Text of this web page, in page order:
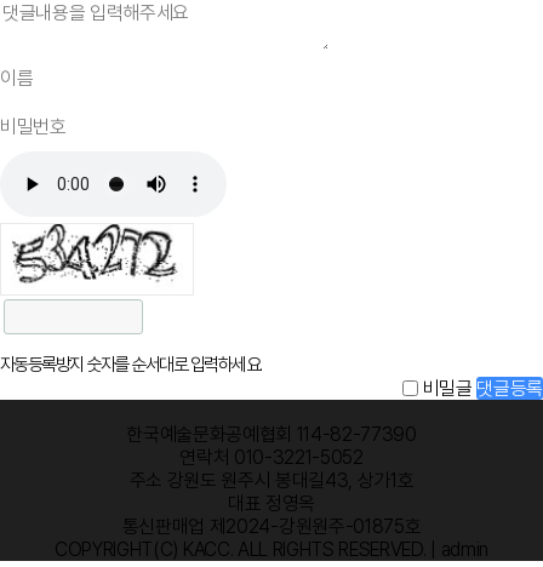
자동등록방지 숫자를 순서대로 입력하세요.
비밀글 댓글등록
한국예술문화공예협회 114-82-77390
연락처 010-3221-5052
주소 강원도 원주시 봉대길43, 상가1호
대표 정영옥
통신판매업 제2024-강원원주-01875호
COPYRIGHT(C) KACC. ALL RIGHTS RESERVED.
| admin